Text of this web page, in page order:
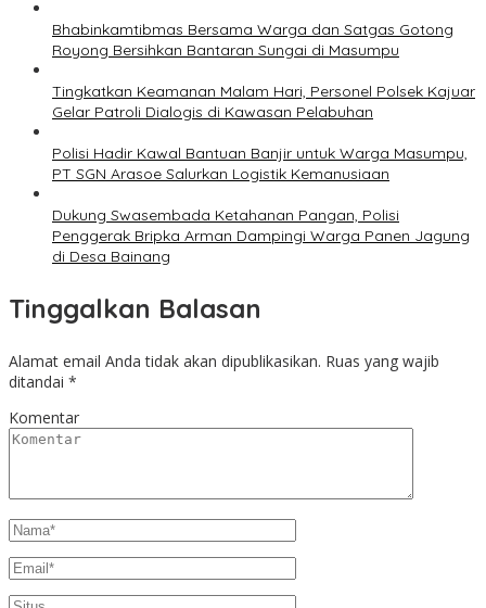
Bhabinkamtibmas Bersama Warga dan Satgas Gotong
Royong Bersihkan Bantaran Sungai di Masumpu
Tingkatkan Keamanan Malam Hari, Personel Polsek Kajuar
Gelar Patroli Dialogis di Kawasan Pelabuhan
Polisi Hadir Kawal Bantuan Banjir untuk Warga Masumpu,
PT SGN Arasoe Salurkan Logistik Kemanusiaan
Dukung Swasembada Ketahanan Pangan, Polisi
Penggerak Bripka Arman Dampingi Warga Panen Jagung
di Desa Bainang
Tinggalkan Balasan
Alamat email Anda tidak akan dipublikasikan. Ruas yang wajib
ditandai *
Komentar